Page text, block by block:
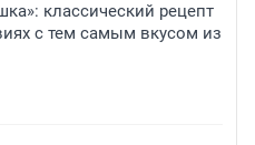
классический рецепт
с тем самым вкусом из